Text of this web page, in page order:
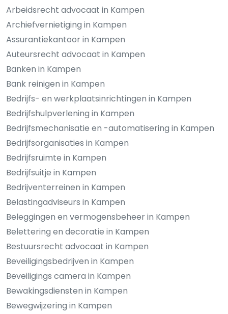
Arbeidsrecht advocaat in Kampen
Archiefvernietiging in Kampen
Assurantiekantoor in Kampen
Auteursrecht advocaat in Kampen
Banken in Kampen
Bank reinigen in Kampen
Bedrijfs- en werkplaatsinrichtingen in Kampen
Bedrijfshulpverlening in Kampen
Bedrijfsmechanisatie en -automatisering in Kampen
Bedrijfsorganisaties in Kampen
Bedrijfsruimte in Kampen
Bedrijfsuitje in Kampen
Bedrijventerreinen in Kampen
Belastingadviseurs in Kampen
Beleggingen en vermogensbeheer in Kampen
Belettering en decoratie in Kampen
Bestuursrecht advocaat in Kampen
Beveiligingsbedrijven in Kampen
Beveiligings camera in Kampen
Bewakingsdiensten in Kampen
Bewegwijzering in Kampen